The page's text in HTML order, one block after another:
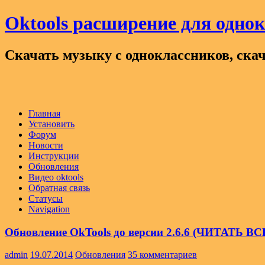
Oktools расширение для
Скачать музыку с одноклассников,
Главная
Установить
Форум
Новости
Инструкции
Обновления
Видео oktools
Обратная связь
Статусы
Navigation
Обновление OkTools до версии 2.6.6 (ЧИТАТЬ
admin 19.07.2014 Обновления 35 комментариев